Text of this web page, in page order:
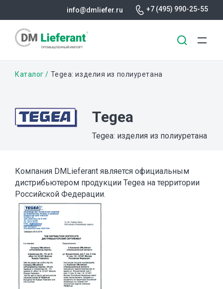
содержанию
info@dmliefer.ru +7 (495) 990-25-55
Строка
Каталог Tegea: изделия из полиуретана
Tegea
Tegea: изделия из полиуретана
Компания DMLieferant является официальным
дистрибьютером продукции Tegea на территории
Российской Федерации.